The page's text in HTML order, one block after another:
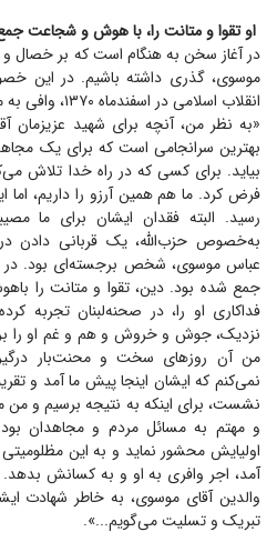
او تقوا و متانت را، با هوش و شجاعت
در آغاز سخن به هنگام است که بر خصال
موسوی، گذری داشته باشیم. در این
انقلاب اسلامی در اسفندماه ۱۳۷۰، وافی به مقصود و روشنگر می‌نماید:
«به نظر من، آنچه برای شهید
بهترین سرانجامی است که برای یک
بیاید. برای کسی که در راه خدا تلاش
فرض کرد. ما هم همین آرزو را داریم،
رسید. البته فقدان ایشان برای ما
به‌خصوص حزب‌اللّه، یک قربانی دادن
عباس موسوی، شخص برجسته‌ای بود. در
جمع شده بود. دین، تقوا و متانت را
فداکاری او را، در صحنه‌لبنان تجربه
نزدیک، جوش و خروش و هم و غم او را
من آن روز‌های سخت و محنت‌بار
نمی‌کنم که ایشان اینجا پیش ما آمد و
نشست، برای اینکه به نتیجه برسیم و
و مهتم به مسائل مردم و مجاهدان
اولیایش محشور نماید و به این
آمد، اجر وافری به او و به کسانش
والدین آقای موسوی، به خاطر شهادت
تبریک و تسلیت می‌گویم...».